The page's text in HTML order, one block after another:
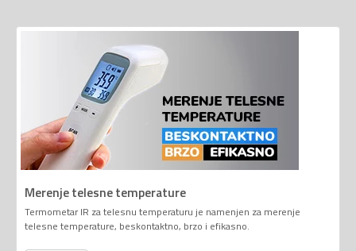
Merenje telesne temperature
Termometar IR za telesnu temperaturu je namenjen za merenje
telesne temperature, beskontaktno, brzo i efikasno.